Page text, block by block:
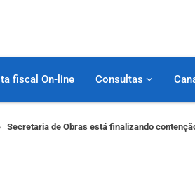
fiscal On-line Consultas
Secretaria de Obras está finalizando